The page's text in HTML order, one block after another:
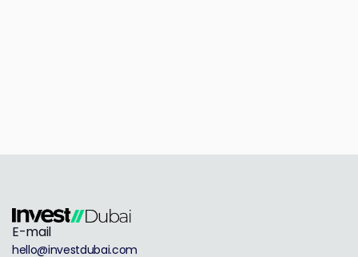
E-mail
hello@investdubai.com